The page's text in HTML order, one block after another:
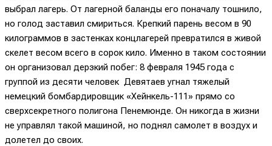
выбрал лагерь. От лагерной баланды его поначалу тошнило,
но голод заставил смириться. Крепкий парень весом в 90
килограммов в застенках концлагерей превратился в живой
скелет весом всего в сорок кило. Именно в таком состоянии
он организовал дерзкий побег: 8 февраля 1945 года с
группой из десяти человек Девятаев угнал тяжелый
немецкий бомбардировщик «Хейнкель-111» прямо со
сверхсекретного полигона Пенемюнде. Он никогда в жизни
не управлял такой машиной, но поднял самолет в воздух и
долетел до своих.